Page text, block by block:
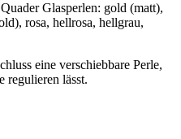
Glasperlen: gold (matt),
rosa, hellrosa, hellgrau,
eine verschiebbare Perle,
regulieren lässt.